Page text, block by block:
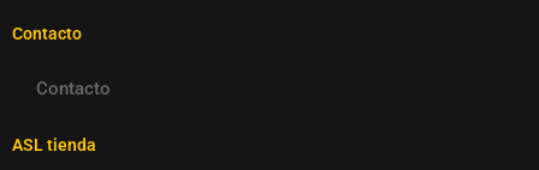
Contacto
Contacto
ASL tienda